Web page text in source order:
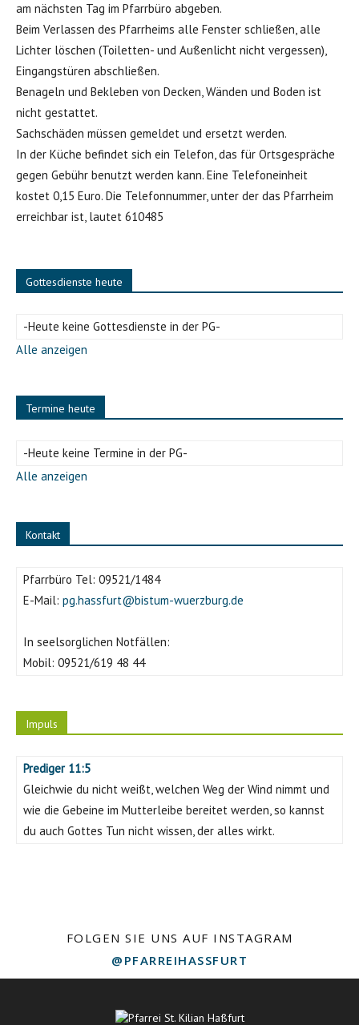
am nächsten Tag im Pfarrbüro abgeben.
Beim Verlassen des Pfarrheims alle Fenster schließen, alle
Lichter löschen (Toiletten- und Außenlicht nicht vergessen),
Eingangstüren abschließen.
Benageln und Bekleben von Decken, Wänden und Boden ist
nicht gestattet.
Sachschäden müssen gemeldet und ersetzt werden.
In der Küche befindet sich ein Telefon, das für Ortsgespräche
gegen Gebühr benutzt werden kann. Eine Telefoneinheit
kostet 0,15 Euro. Die Telefonnummer, unter der das Pfarrheim
erreichbar ist, lautet 610485
Gottesdienste heute
-Heute keine Gottesdienste in der PG-
Alle anzeigen
Termine heute
-Heute keine Termine in der PG-
Alle anzeigen
Kontakt
Pfarrbüro Tel: 09521/1484
E-Mail: pg.hassfurt@bistum-wuerzburg.de
In seelsorglichen Notfällen:
Mobil: 09521/619 48 44
Impuls
Prediger 11:5
Gleichwie du nicht weißt, welchen Weg der Wind nimmt und
wie die Gebeine im Mutterleibe bereitet werden, so kannst
du auch Gottes Tun nicht wissen, der alles wirkt.
FOLGEN SIE UNS AUF INSTAGRAM
@PFARREIHASSFURT